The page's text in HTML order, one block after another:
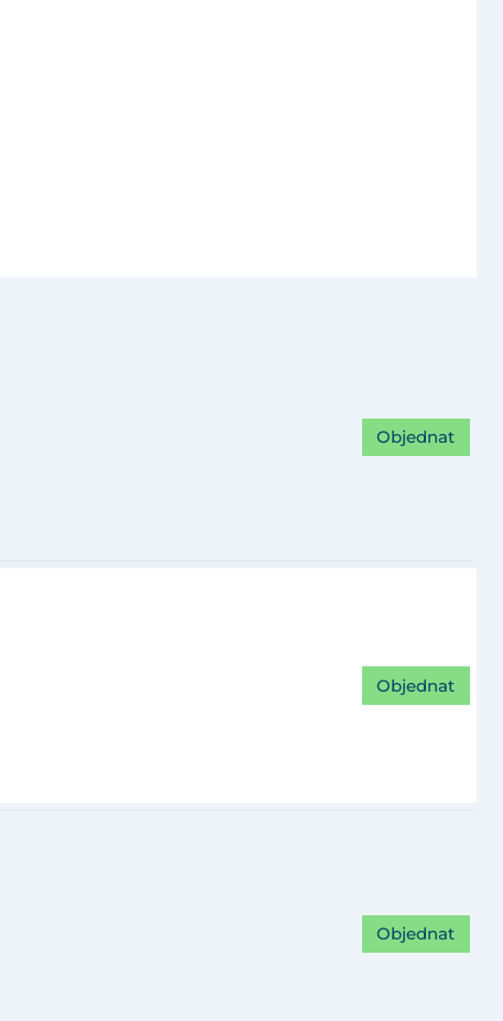
Objednat
Objednat
Objednat